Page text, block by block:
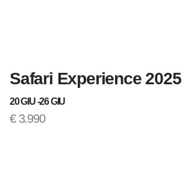
Safari Experience 2025
20 GIU -26 GIU
€3.990